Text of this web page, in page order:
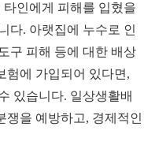
인에게 피해를 입혔을
다. 아랫집에 누수로 인
구 피해 등에 대한 배상
험에 가입되어 있다면,
있습니다. 일상생활배
쟁을 예방하고, 경제적인